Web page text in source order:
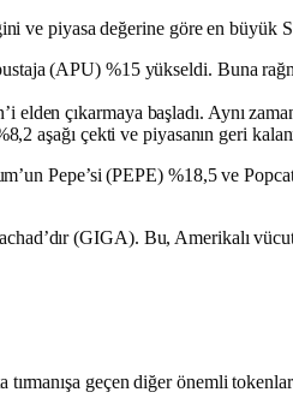
ve piyasa değerine göre en büyük
(APU) %15 yükseldi. Buna
çıkarmaya başladı. Aynı
aşağı çekti ve piyasanın geri
Pepe’si (PEPE) %18,5 ve
(GIGA). Bu, Amerikalı
geçen diğer önemli